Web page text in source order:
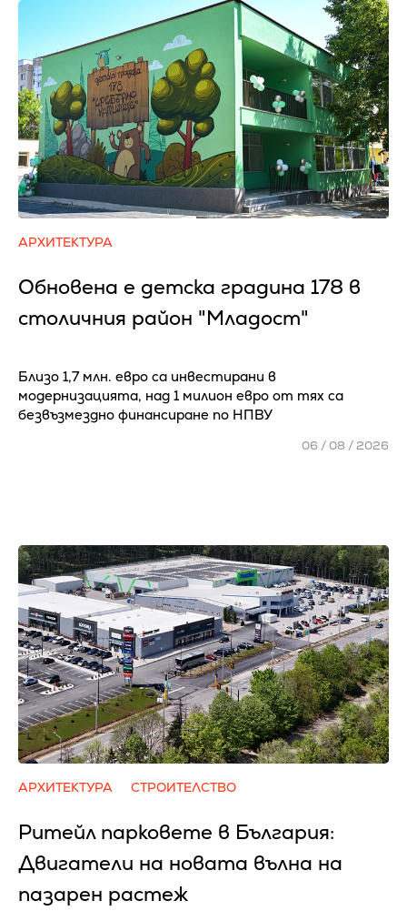
АРХИТЕКТУРА
Обновена е детска градина 178 в
столичния район "Младост"
Близо 1,7 млн. евро са инвестирани в
модернизацията, над 1 милион евро от тях са
безвъзмездно финансиране по НПВУ
06 / 08 / 2026
АРХИТЕКТУРА СТРОИТЕЛСТВО
Ритейл парковете в България:
Двигатели на новата вълна на
пазарен растеж